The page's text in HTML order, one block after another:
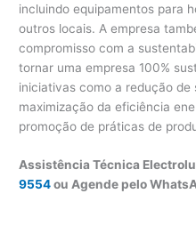
incluindo equipamentos para
outros locais. A empresa
compromisso com a
tornar uma empresa 100%
iniciativas como a redução de
maximização da eficiência
promoção de práticas de
Assistência Técnica
9554ou Agende pelo